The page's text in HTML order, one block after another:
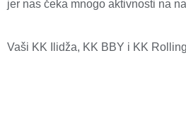
jer nas čeka mnogo aktivnosti na
Vaši KK Ilidža, KK BBY i KK Rolling